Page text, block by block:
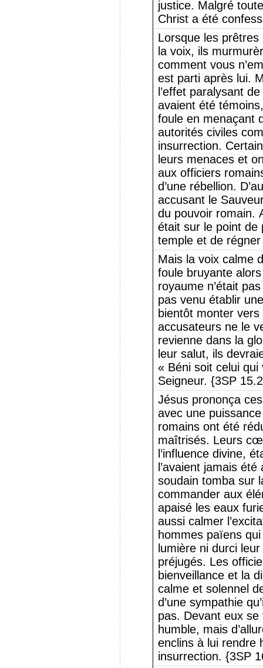
justice. Malgré
Christ a été
Lorsque les
la voix, ils
comment vous
est parti après lui.
l’effet paralysant
avaient été
foule en menaçant
autorités civiles
insurrection.
leurs menaces et
aux officiers
d’une rébellion.
accusant le
du pouvoir romain.
était sur le point de
temple et de
Mais la voix calme
foule bruyante
royaume n’était
pas venu établir
bientôt monter
accusateurs ne le
revienne dans la
leur salut, ils
« Béni soit celui
Seigneur. {3SP
Jésus prononça
avec une
romains ont été
maîtrisés. Leurs
l’influence divine,
l’avaient jamais
soudain tomba sur
commander aux
apaisé les eaux
aussi calmer
hommes païens
lumière ni durci
préjugés. Les
bienveillance et la
calme et solennel
d’une sympathie
pas. Devant eux se
humble, mais
enclins à lui rendre
insurrection. {3SP